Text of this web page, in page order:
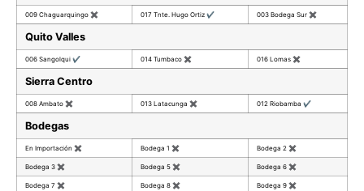
009 Chaguarquingo ✖ 017 Tnte. Hugo Ortiz ✔ 003 Bodega Sur ✖
Quito Valles
006 Sangolqui ✔ 014 Tumbaco ✖ 016 Lomas ✖
Sierra Centro
008 Ambato ✖ 013 Latacunga ✖ 012 Riobamba ✔
Bodegas
En Importación ✖ Bodega 1 ✖ Bodega 2 ✖
Bodega 3 ✖ Bodega 5 ✖ Bodega 6 ✖
Bodega 7 ✖ Bodega 8 ✖ Bodega 9 ✖